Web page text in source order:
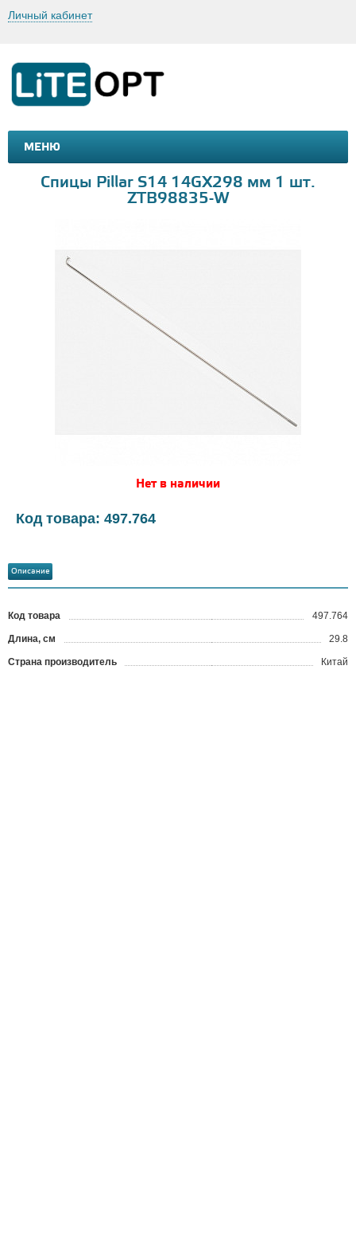
Личный кабинет
МЕНЮ
МАШИНКИ И МОТОЦИКЛЫ
Спицы Pillar S14 14GX298 мм 1 шт.
ZTB98835-W
Нет в наличии
Код товара: 497.764
Описание
Код товара 497.764
Длина, см 29.8
Страна производитель Китай